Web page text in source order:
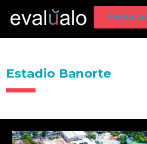
Regístrate
Estadio Banorte